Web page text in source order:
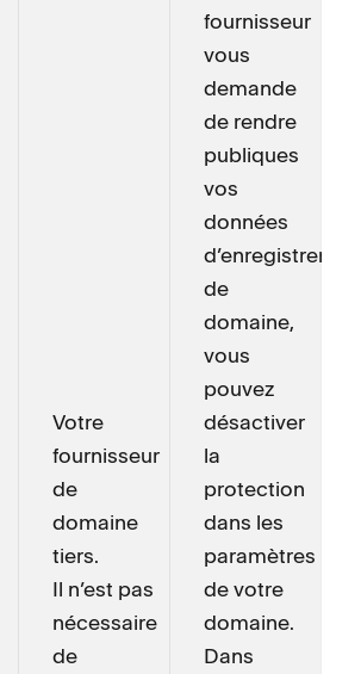
Votre
fournisseur
de
domaine
tiers.
Il n’est pas
nécessaire
de
fournisseur
vous
demande
de rendre
publiques
vos
données
de
domaine,
vous
pouvez
désactiver
la
protection
dans les
paramètres
de votre
domaine.
Dans